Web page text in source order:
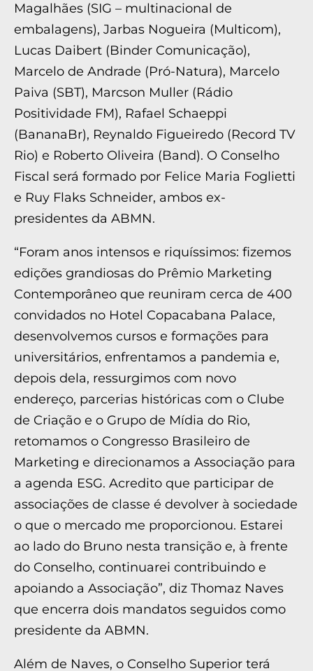
Magalhães (SIG – multinacional de
embalagens), Jarbas Nogueira (Multicom),
Lucas Daibert (Binder Comunicação),
Marcelo de Andrade (Pró-Natura), Marcelo
Paiva (SBT), Marcson Muller (Rádio
Positividade FM), Rafael Schaeppi
(BananaBr), Reynaldo Figueiredo (Record TV
Rio) e Roberto Oliveira (Band). O Conselho
Fiscal será formado por Felice Maria Foglietti
e Ruy Flaks Schneider, ambos ex-
presidentes da ABMN.
“Foram anos intensos e riquíssimos: fizemos
edições grandiosas do Prêmio Marketing
Contemporâneo que reuniram cerca de 400
convidados no Hotel Copacabana Palace,
desenvolvemos cursos e formações para
universitários, enfrentamos a pandemia e,
depois dela, ressurgimos com novo
endereço, parcerias históricas com o Clube
de Criação e o Grupo de Mídia do Rio,
retomamos o Congresso Brasileiro de
Marketing e direcionamos a Associação para
a agenda ESG. Acredito que participar de
associações de classe é devolver à sociedade
o que o mercado me proporcionou. Estarei
ao lado do Bruno nesta transição e, à frente
do Conselho, continuarei contribuindo e
apoiando a Associação”, diz Thomaz Naves
que encerra dois mandatos seguidos como
presidente da ABMN.
Além de Naves, o Conselho Superior terá